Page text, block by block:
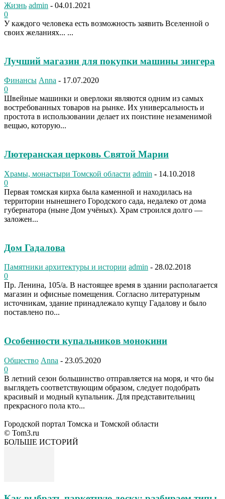
Жизнь admin - 04.01.2021
0
У каждого человека есть возможность заявить Вселенной о
своих желаниях... ...
Лучший магазин для покупки машины зингера
Финансы Anna - 17.07.2020
0
Швейные машинки и оверлоки являются одним из самых
востребованных товаров на рынке. Их универсальность и
простота в использовании делает их поистине незаменимой
вещью, которую...
Лютеранская церковь Святой Марии
Храмы, монастыри Томской области admin - 14.10.2018
0
Первая томская кирха была каменной и находилась на
территории нынешнего Городского сада, недалеко от дома
губернатора (ныне Дом учёных). Храм строился долго —
заложен...
Дом Гадалова
Памятники архитектуры и истории admin - 28.02.2018
0
Пр. Ленина, 105/а. В настоящее время в здании располагается
магазин и офисные помещения. Согласно литературным
источникам, здание принадлежало купцу Гадалову и было
поставлено по...
Особенности купальников монокини
Общество Anna - 23.05.2020
0
В летний сезон большинство отправляется на моря, и что бы
выглядеть соответствующим образом, следует подобрать
красивый и модный купальник. Для представительниц
прекрасного пола кто...
Городской портал Томска и Томской области
© Tom3.ru
БОЛЬШЕ ИСТОРИЙ